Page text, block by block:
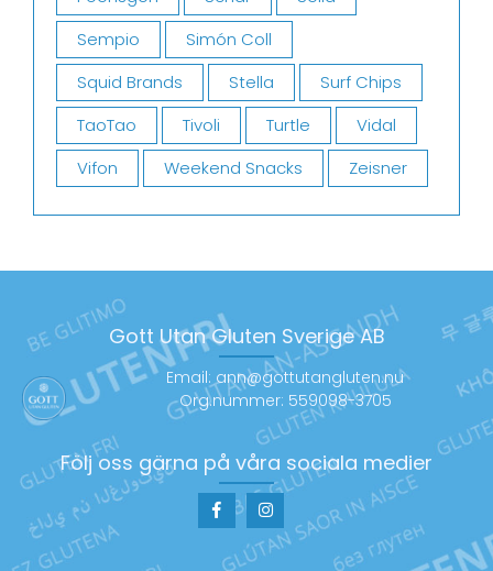
Sempio
Simón Coll
Squid Brands
Stella
Surf Chips
TaoTao
Tivoli Turtle
Vidal
Vifon
Weekend Snacks Zeisner
Gott Utan Gluten Sverige AB
Email: ann@gottutangluten.nu
Org.nummer: 559098-3705
Följ oss gärna på våra sociala medier